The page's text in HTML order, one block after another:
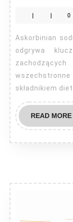
0
Askorbinian sodu, będący jedną z form witaminy C,
odgrywa
wszechstronne
składnikiem
READ MORE